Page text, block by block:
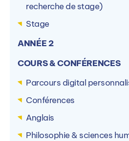
recherche de stage)
Stage
ANNÉE 2
COURS & CONFÉRENCES
Parcours digital
Conférences
Anglais
Philosophie & sciences